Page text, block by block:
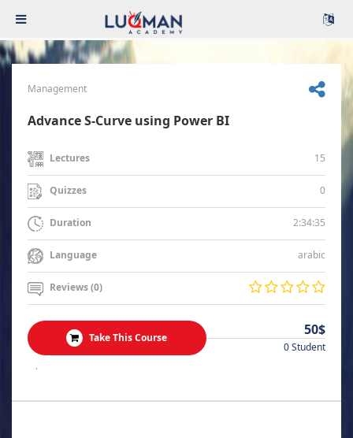
Management
Advance S-Curve using Power BI
Lectures 15
Quizzes 0
Duration 2:34:35
Language arabic
Reviews (0)
Take This Course 50$
0 Student
.